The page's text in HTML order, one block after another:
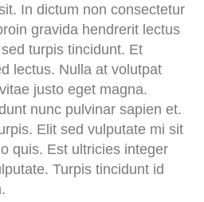
In dictum non consectetur
gravida hendrerit lectus
turpis tincidunt. Et
lectus. Nulla at volutpat
justo eget magna.
nunc pulvinar sapien et.
Elit sed vulputate mi sit
quis. Est ultricies integer
Turpis tincidunt id